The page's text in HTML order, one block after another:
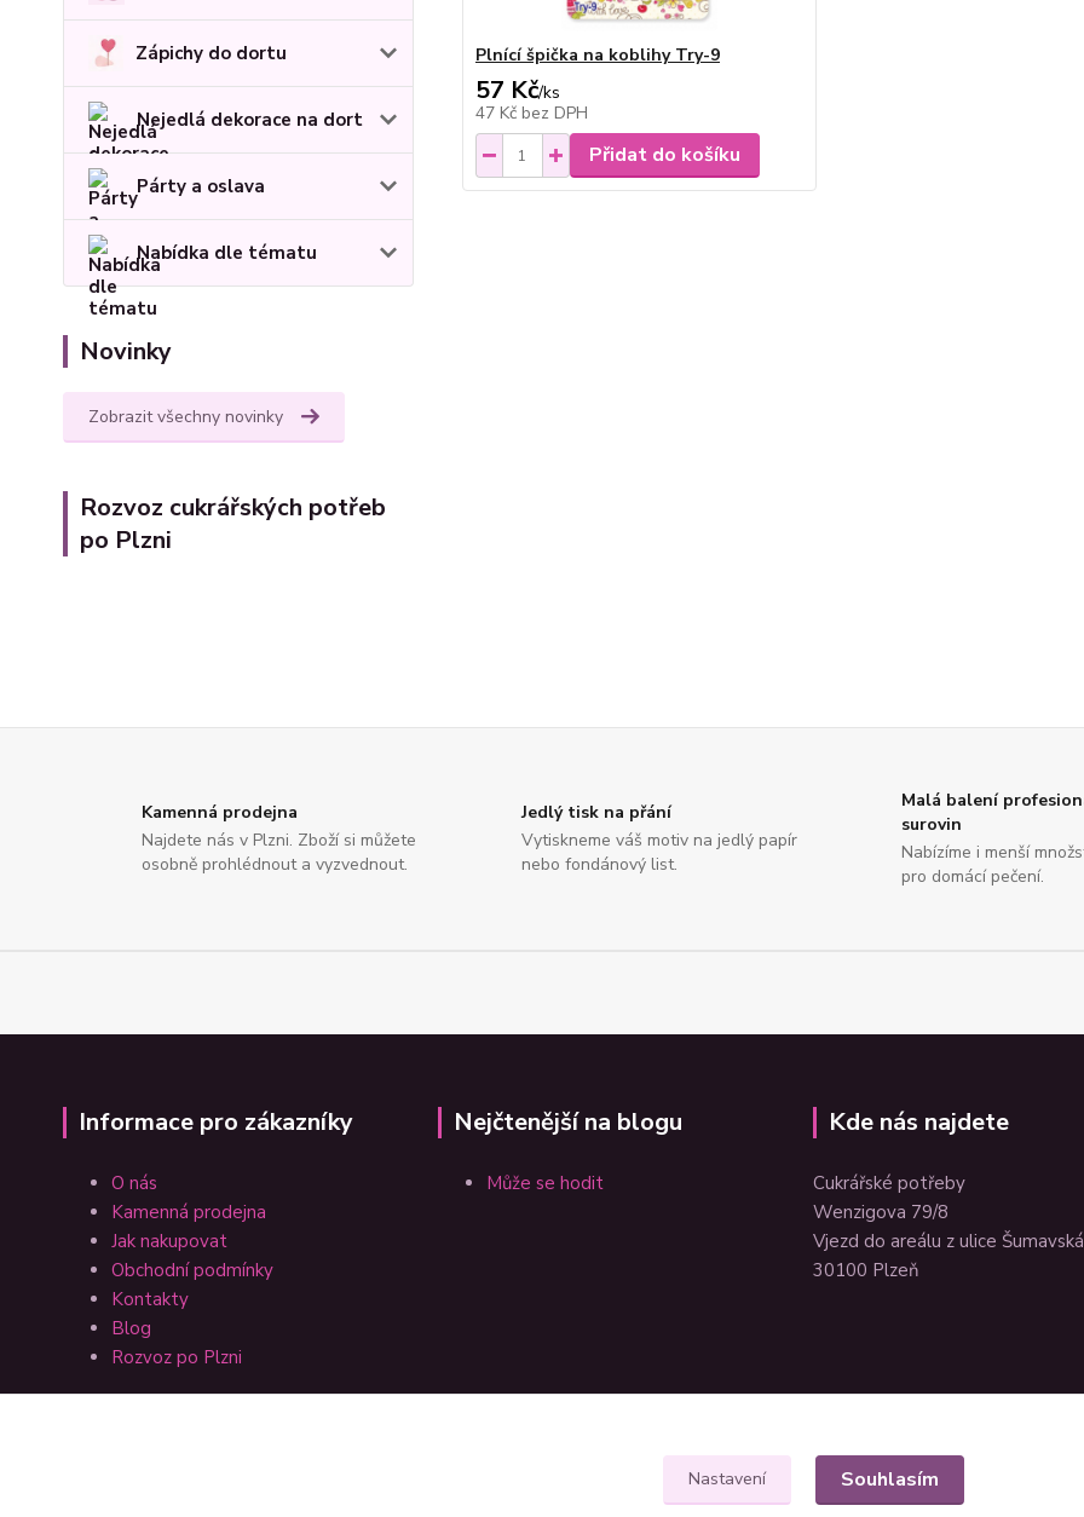
Zápichy do dortu
Nejedlá dekorace na dort
Párty a oslava
Nabídka dle tématu
Novinky
Zobrazit všechny novinky
Rozvoz cukrářských potřeb
po Plzni
Plnící špička na koblihy Try-9
57 Kč/ks
47 Kč bez DPH
Přidat do košíku
Kamenná prodejna
Najdete nás v Plzni. Zboží si můžete
osobně prohlédnout a vyzvednout.
Jedlý tisk na přání
Vytiskneme váš motiv na jedlý papír
nebo fondánový list.
Malá balení
surovin
Nabízíme i menší
pro domácí pečení.
Informace pro zákazníky
O nás
Kamenná prodejna
Jak nakupovat
Obchodní podmínky
Kontakty
Blog
Rozvoz po Plzni
Nejčtenější na blogu
Může se hodit
Kde nás najdete
Cukrářské potřeby
Wenzigova 79/8
Vjezd do areálu z ulice Šumavská
30100 Plzeň
Nastavení Souhlasím